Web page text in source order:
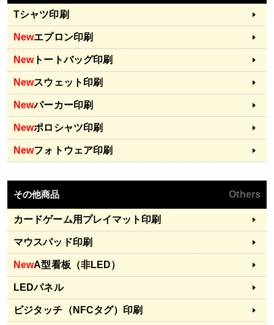
Tシャツ印刷
Newエプロン印刷
Newトートバッグ印刷
Newスウェット印刷
Newパーカー印刷
Newポロシャツ印刷
Newフォトウェア印刷
その他商品 Others
カードゲーム用プレイマット印刷
マウスパッド印刷
NewA型看板（非LED）
LEDパネル
ビジタッチ（NFCタグ）印刷